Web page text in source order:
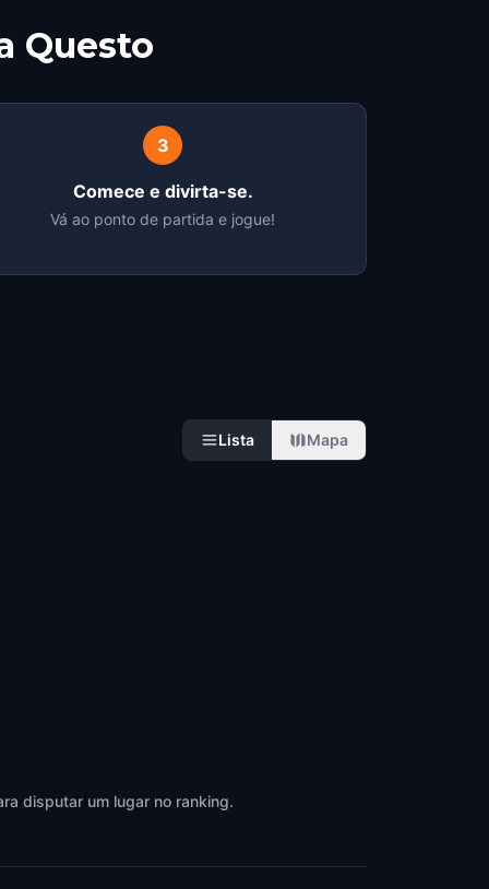
Questo
3
Comece e divirta-se.
Vá ao ponto de partida e jogue!
Lista Mapa
disputar um lugar no ranking.